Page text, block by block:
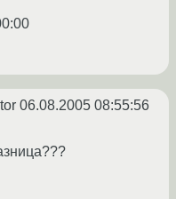
06.08.2005 08:55:56